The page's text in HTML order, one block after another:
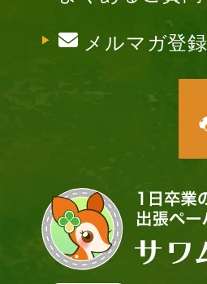
メルマガ登録